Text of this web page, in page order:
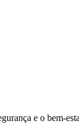
e o bem-